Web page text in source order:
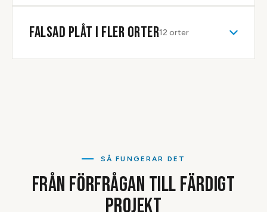
FALSAD PLÅT I FLER ORTER12 orter
SÅ FUNGERAR DET
FRÅN FÖRFRÅGAN TILL FÄRDIGT
PROJEKT